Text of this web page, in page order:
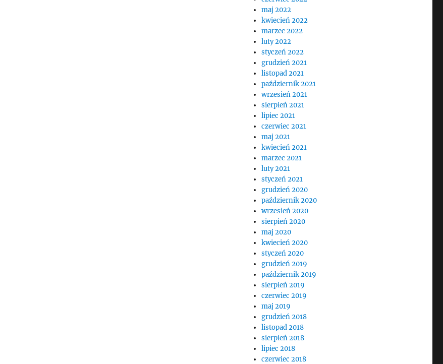
maj 2022
kwiecień 2022
marzec 2022
luty 2022
styczeń 2022
grudzień 2021
listopad 2021
październik 2021
wrzesień 2021
sierpień 2021
lipiec 2021
czerwiec 2021
maj 2021
kwiecień 2021
marzec 2021
luty 2021
styczeń 2021
grudzień 2020
październik 2020
wrzesień 2020
sierpień 2020
maj 2020
kwiecień 2020
styczeń 2020
grudzień 2019
październik 2019
sierpień 2019
czerwiec 2019
maj 2019
grudzień 2018
listopad 2018
sierpień 2018
lipiec 2018
czerwiec 2018